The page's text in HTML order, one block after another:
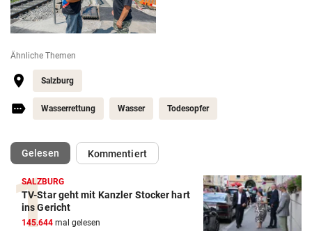
Ähnliche Themen
Salzburg
Wasserrettung Wasser Todesopfer
Gelesen(ausgewählt)Kommentiert
SALZBURG
TV-Star geht mit Kanzler Stocker hart
ins Gericht
145.644 mal gelesen